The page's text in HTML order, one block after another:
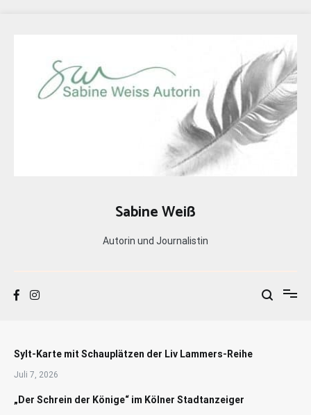
Sabine Weiß
Autorin und Journalistin
Sylt-Karte mit Schauplätzen der Liv Lammers-Reihe
Juli 7, 2026
„Der Schrein der Könige“ im Kölner Stadtanzeiger